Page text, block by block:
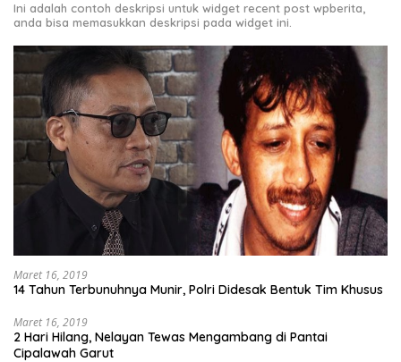
Ini adalah contoh deskripsi untuk widget recent post wpberita,
anda bisa memasukkan deskripsi pada widget ini.
Maret 16, 2019
14 Tahun Terbunuhnya Munir, Polri Didesak Bentuk Tim Khusus
Maret 16, 2019
2 Hari Hilang, Nelayan Tewas Mengambang di Pantai
Cipalawah Garut